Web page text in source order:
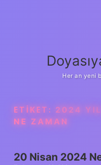
Her an yeni
ETIKET: 2024
NE ZAMAN
20 Nisan 2024